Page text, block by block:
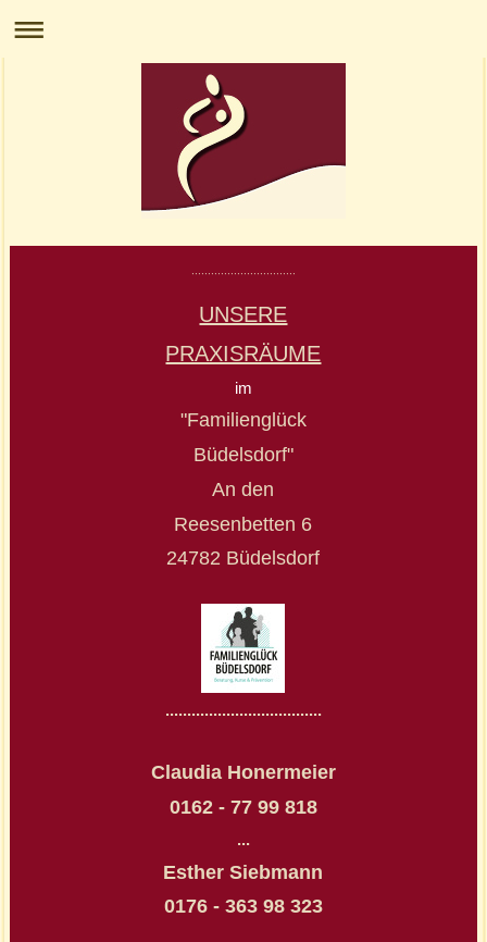
................................
UNSERE
PRAXISRÄUME
im
"Familienglück
Büdelsdorf"
An den
Reesenbetten 6
24782 Büdelsdorf
....................................
Claudia Honermeier
0162 - 77 99 818
...
Esther Siebmann
0176 - 363 98 323